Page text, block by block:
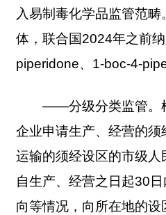
入易制毒化学品监管范
体，联合国2024年之前
piperidone、1-boc-4-
——分级分类监管。
企业申请生产、经营的
运输的须经设区的市级
自生产、经营之日起30
向等情况，向所在地的